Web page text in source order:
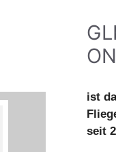
ist
seit